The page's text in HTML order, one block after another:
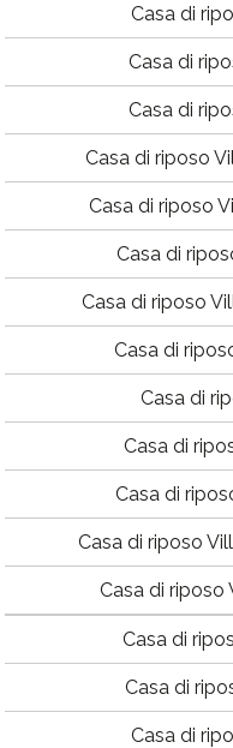
Casa di
Casa di
Casa di
Casa di riposo
Casa di riposo
Casa di
Casa di riposo
Casa di
Casa di
Casa di
Casa di
Casa di riposo
Casa di
Casa di
Casa di
Casa di